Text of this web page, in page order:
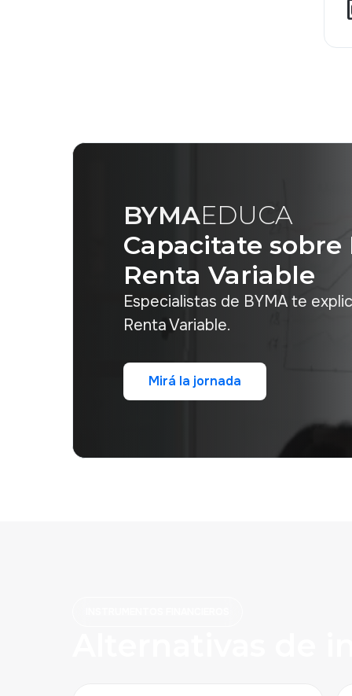
BYMAEDUCA
Capacitate
Renta Variable
Especialistas de BYMA te
Renta Variable.
Mirá la jornada